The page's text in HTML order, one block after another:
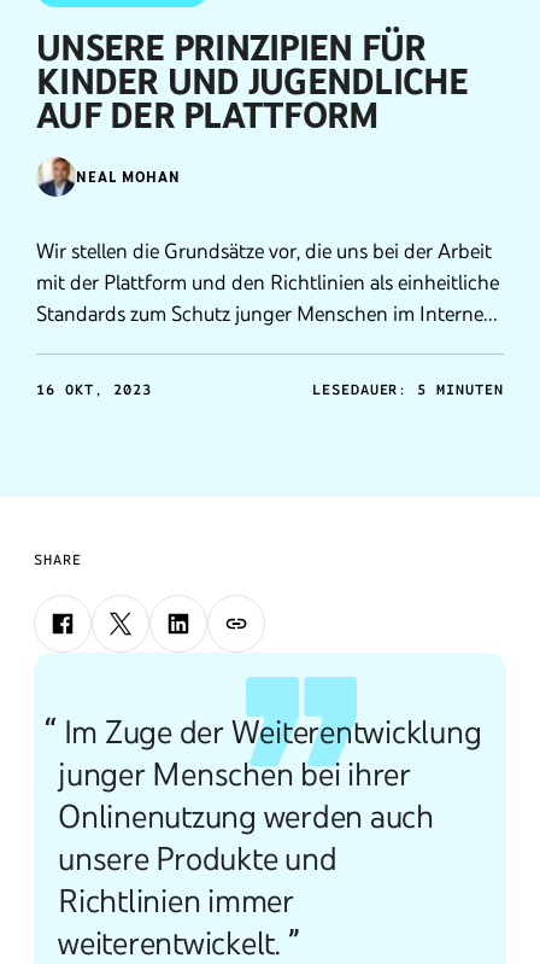
UNSERE PRINZIPIEN FÜR
KINDER UND JUGENDLICHE
AUF DER PLATTFORM
NEAL MOHAN
Wir stellen die Grundsätze vor, die uns bei der Arbeit
mit der Plattform und den Richtlinien als einheitliche
Standards zum Schutz junger Menschen im Internet
16 OKT, 2023 LESEDAUER: 5 MINUTEN
SHARE
“ Im Zuge der Weiterentwicklung
junger Menschen bei ihrer
Onlinenutzung werden auch
unsere Produkte und
Richtlinien immer
weiterentwickelt. ”